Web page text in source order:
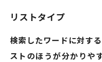
リストタイプ
検索したワードに対す
ストのほうが分かりや